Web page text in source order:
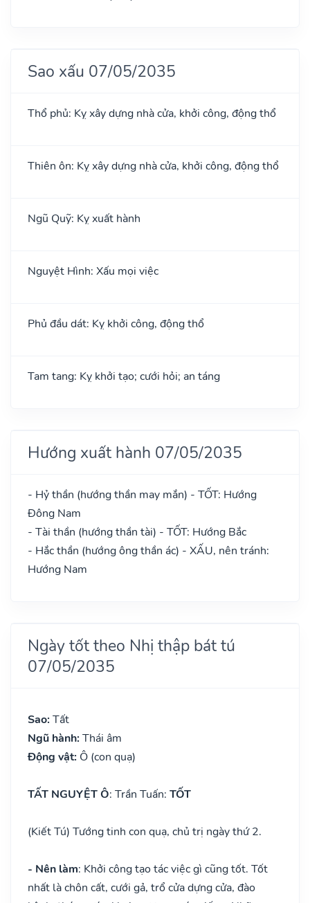
Sao xấu 07/05/2035
Thổ phủ: Kỵ xây dựng nhà cửa, khởi công, động thổ
Thiên ôn: Kỵ xây dựng nhà cửa, khởi công, động thổ
Ngũ Quỹ: Kỵ xuất hành
Nguyệt Hình: Xấu mọi việc
Phủ đầu dát: Kỵ khởi công, động thổ
Tam tang: Kỵ khởi tạo; cưới hỏi; an táng
Hướng xuất hành 07/05/2035
- Hỷ thần (hướng thần may mắn) - TỐT: Hướng
Đông Nam
- Tài thần (hướng thần tài) - TỐT: Hướng Bắc
- Hắc thần (hướng ông thần ác) - XẤU, nên tránh:
Hướng Nam
Ngày tốt theo Nhị thập bát tú
07/05/2035
Sao: Tất
Ngũ hành: Thái âm
Động vật: Ô (con quạ)
TẤT NGUYỆT Ô: Trần Tuấn: TỐT
(Kiết Tú) Tướng tinh con quạ, chủ trị ngày thứ 2.
- Nên làm: Khởi công tạo tác việc gì cũng tốt. Tốt
nhất là chôn cất, cưới gả, trổ cửa dựng cửa, đào